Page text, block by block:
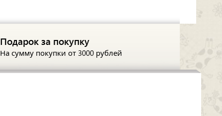
Подарок за покупку
На сумму покупки от 3000 рублей